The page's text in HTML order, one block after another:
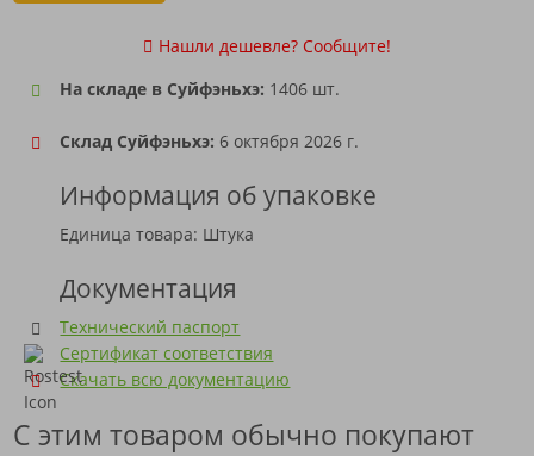
Нашли дешевле? Сообщите!
На складе в Суйфэньхэ: 1406 шт.
Склад Суйфэньхэ: 6 октября 2026 г.
Информация об упаковке
Единица товара: Штука
Документация
Технический паспорт
Сертификат соответствия
Скачать всю документацию
С этим товаром обычно покупают